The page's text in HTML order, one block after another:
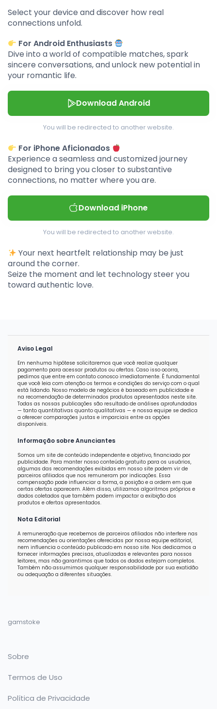
Select your device and discover how real
connections unfold.
For Android Enthusiasts
Dive into a world of compatible matches, spark
sincere conversations, and unlock new potential in
your romantic life.
Download Android
You will be redirected to another website.
For iPhone Aficionados
Experience a seamless and customized journey
designed to bring you closer to substantive
connections, no matter where you are.
Download iPhone
You will be redirected to another website.
Your next heartfelt relationship may be just
around the corner.
Seize the moment and let technology steer you
toward authentic love.
Aviso Legal
Em nenhuma hipótese solicitaremos que você realize qualquer
pagamento para acessar produtos ou ofertas. Caso isso ocorra,
pedimos que entre em contato conosco imediatamente. É fundamental
que você leia com atenção os termos e condições do serviço com o qual
está lidando. Nosso modelo de negócios é baseado em publicidade e
na recomendação de determinados produtos apresentados neste site.
Todas as nossas publicações são resultado de análises aprofundadas
— tanto quantitativas quanto qualitativas — e nossa equipe se dedica
a oferecer comparações justas e imparciais entre as opções
disponíveis.
Informação sobre Anunciantes
Somos um site de conteúdo independente e objetivo, financiado por
publicidade. Para manter nosso conteúdo gratuito para os usuários,
algumas das recomendações exibidas em nosso site podem vir de
parceiros afiliados que nos remuneram por indicações. Essa
compensação pode influenciar a forma, a posição e a ordem em que
certas ofertas aparecem. Além disso, utilizamos algoritmos próprios e
dados coletados que também podem impactar a exibição dos
produtos e ofertas apresentados.
Nota Editorial
A remuneração que recebemos de parceiros afiliados não interfere nas
recomendações ou orientações oferecidas por nossa equipe editorial,
nem influencia o conteúdo publicado em nosso site. Nos dedicamos a
fornecer informações precisas, atualizadas e relevantes para nossos
leitores, mas não garantimos que todos os dados estejam completos.
Também não assumimos qualquer responsabilidade por sua exatidão
ou adequação a diferentes situações.
gamstoke
Sobre
Termos de Uso
Política de Privacidade